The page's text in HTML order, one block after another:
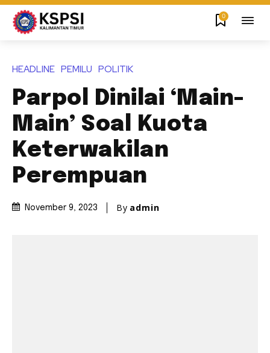
0
HEADLINE PEMILU POLITIK
Parpol Dinilai ‘Main-
Main’ Soal Kuota
Keterwakilan
Perempuan
November 9, 2023 By admin